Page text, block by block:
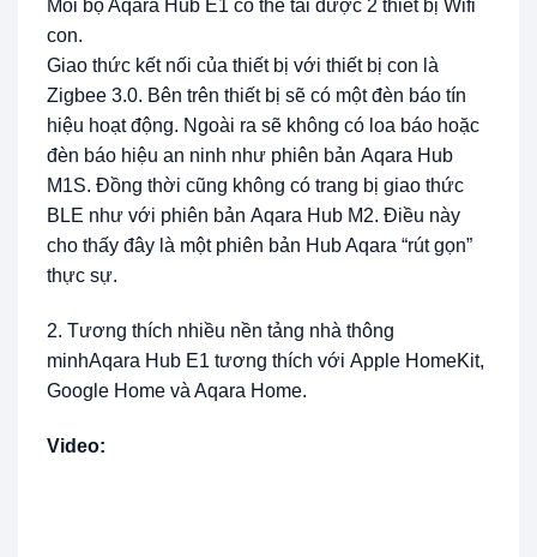
Mỗi bộ Aqara Hub E1 có thể tải được 2 thiết bị Wifi
con.
Giao thức kết nối của thiết bị với thiết bị con là
Zigbee 3.0. Bên trên thiết bị sẽ có một đèn báo tín
hiệu hoạt động. Ngoài ra sẽ không có loa báo hoặc
đèn báo hiệu an ninh như phiên bản Aqara Hub
M1S. Đồng thời cũng không có trang bị giao thức
BLE như với phiên bản Aqara Hub M2. Điều này
cho thấy đây là một phiên bản Hub Aqara “rút gọn”
thực sự.
2. Tương thích nhiều nền tảng nhà thông
minhAqara Hub E1 tương thích với Apple HomeKit,
Google Home và Aqara Home.
Video: